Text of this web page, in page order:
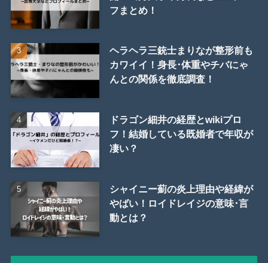
フまとめ！
ヘラヘラ三銃士まりなが整形前も
カワイイ！身長･体重やチバにゃ
んとの関係を徹底調査！
ドラゴン細井の経歴とwikiプロ
フ！結婚している既婚者で年収が
凄い？
シャイニー薊の炎上理由や経緯が
やばい！ロイドレイジの意味･言
動とは？